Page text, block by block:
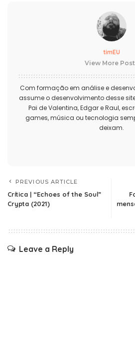
timEU
View More
Com formação em análise e
assume o desenvolvimento desse
Pai de Valentina, Edgar e Raul,
games, música ou tecnologia
deixam.
PREVIOUS ARTICLE
Crítica | “Echoes of the Soul”
Crypta (2021)
Leave a Reply